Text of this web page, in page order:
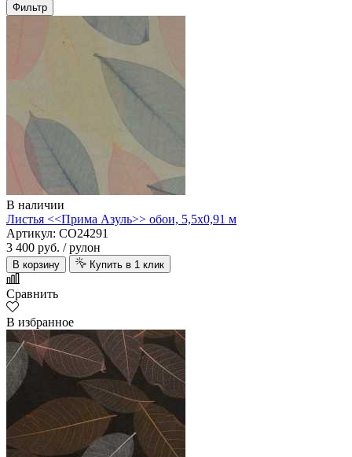
Фильтр
В наличии
Листья <<Прима Азуль>> обои, 5,5х0,91 м
Артикул: CO24291
3 400 руб. / рулон
В корзину Купить в 1 клик
Сравнить
В избранное